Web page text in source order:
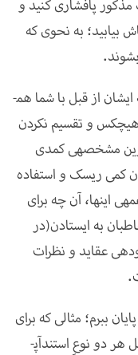
پافشاری کنید و
بیابید؛ به نحوی که
متقاعد کردن مخاطبان (خصوصاً زمانی که ایشان از قبل با شما هم­
هیچکس و تقسیم نکردن
مشخصه­ی کمدی
کمی ریسک و استفاده
این­ها، آن چه برای
به ایستادن(در
عقاید و نظرات
ببرم؛ مثالی که برای
توضیح مقصود-ام مفید است، چرا که شامل هر دو نوعِ استندآپ­